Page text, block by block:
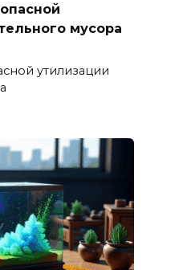
мусора
утилизации